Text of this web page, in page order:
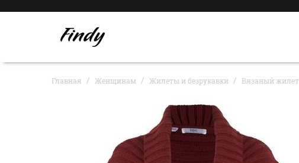
Главная Женщинам Жилеты и безрукавки Вязаный жилет